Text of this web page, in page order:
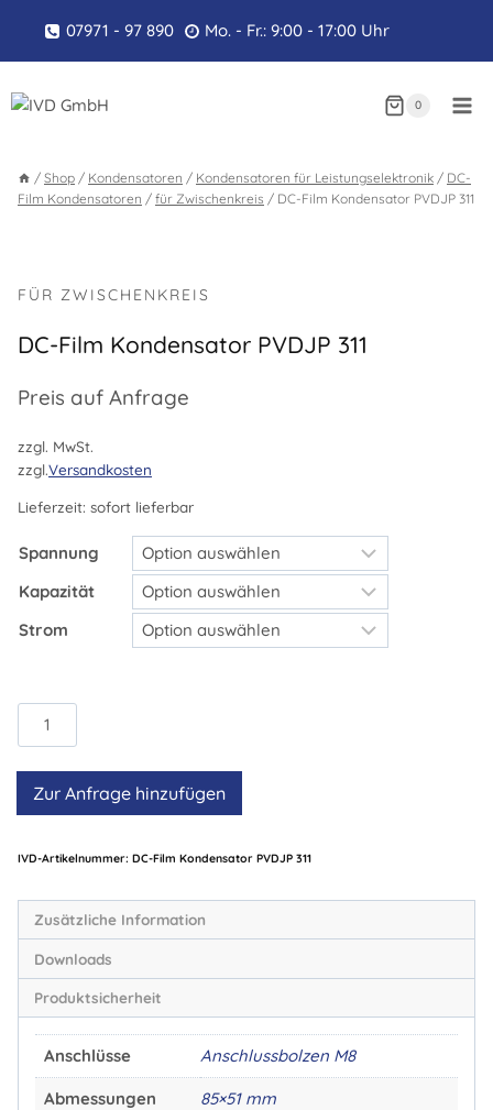
springen
07971 - 97 890 Mo. - Fr.: 9:00 - 17:00 Uhr
0
/ Shop / Kondensatoren / Kondensatoren für Leistungselektronik / DC-
Film Kondensatoren / für Zwischenkreis / DC-Film Kondensator PVDJP 311
FÜR ZWISCHENKREIS
DC-Film Kondensator PVDJP 311
Preis auf Anfrage
zzgl. MwSt.
zzgl.Versandkosten
Lieferzeit: sofort lieferbar
Spannung
Kapazität
Strom
Film
Kondensator
PVDJP
311
Zur Anfrage hinzufügen
Artikelnummer: DC-Film Kondensator PVDJP 311
Zusätzliche Information
Downloads
Produktsicherheit
Anschlüsse Anschlussbolzen M8
Abmessungen 85×51 mm